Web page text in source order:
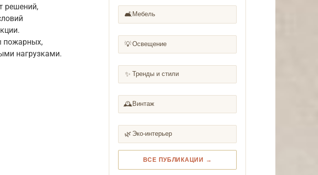
решений,
пожарных,
нагрузками.
🛋️ Мебель
💡Освещение
✨ Тренды и стили
🕰️ Винтаж
🌿 Эко-интерьер
ВСЕ ПУБЛИКАЦИИ →